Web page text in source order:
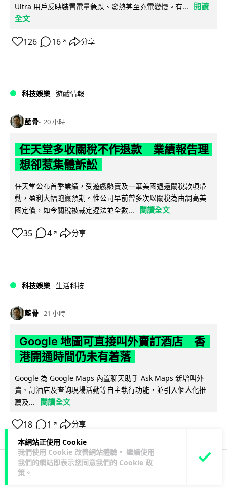
本網站正使用 Cookie
我們使用 Cookie 改善網站體驗。 繼續使用
我們的網站即表示您同意我們的 Cookie 政
策 。
Ultra 用戶反映裝置電量急跌、發熱甚至充電變慢。有...
閱讀
全文
126 16 ↗ 分享
科技娛樂 遊戲情報
藍骨 20 小時
任天堂多收關稅不作退款 業績報告理
想卻惹集體訴訟
任天堂公布首季業績，受遊戲熱賣及一筆美國退還關稅款項帶
動，盈利大幅跑贏預期。惟公司早前曾多次以關稅為由調高美
國定價，如今關稅被裁定違法並全數...
閱讀全文
35 4 ↗ 分享
科技娛樂 生活科技
藍骨 21 小時
Google 地圖可直接叫外賣訂酒店 香
港開通時間仍未有着落
Google 為 Google Maps 內置聊天助手 Ask Maps 新增叫外
賣、訂酒店及查詢現場活動等自主執行功能，並引入個人化推
薦及...
閱讀全文
18 1 ↗ 分享
3C科技